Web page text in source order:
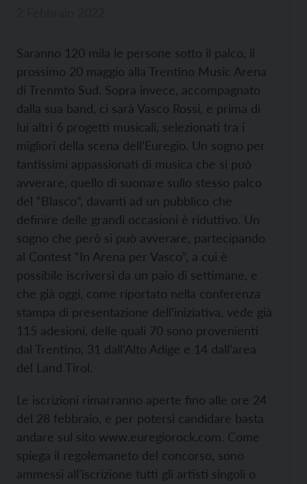
Saranno 120 mila le persone sotto il palco, il
prossimo 20 maggio alla Trentino Music Arena
di Trenmto Sud. Sopra invece, accompagnato
dalla sua band, ci sarà Vasco Rossi, e prima di
lui altri 6 progetti musicali, selezionati tra i
migliori della scena dell’Euregio. Un sogno per
tantissimi appassionati di musica che si può
avverare, quello di suonare sullo stesso palco
del “Blasco”, davanti ad un pubblico che
definire delle grandi occasioni è riduttivo. Un
sogno che però si può avverare, partecipando
al Contest “In Arena per Vasco”, a cui è
possibile iscriversi da un paio di settimane, e
che già oggi, come riportato nella conferenza
stampa di presentazione dell’iniziativa, vede già
115 adesioni, delle quali 70 sono provenienti
dal Trentino, 31 dall’Alto Adige e 14 dall’area
del Land Tirol.
Le iscrizioni rimarranno aperte fino alle ore 24
del 28 febbraio, e per potersi candidare basta
andare sul sito www.euregiorock.com. Come
spiega il regolemaneto del concorso, sono
ammessi all’iscrizione tutti gli artisti singoli o